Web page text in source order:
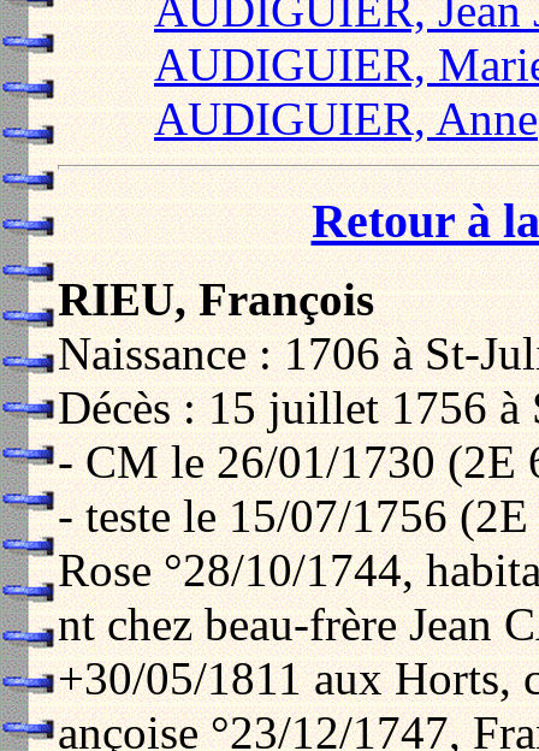
AUDIGUIER,
AUDIGUIER, Anne
Retour à
RIEU, François
Naissance : 1706 à St-
Décès : 15 juillet 1756
- CM le 26/01/1730 (2E
- teste le 15/07/1756
Rose °28/10/1744,
nt chez beau-frère Jean
+30/05/1811 aux Horts,
ançoise °23/12/1747,